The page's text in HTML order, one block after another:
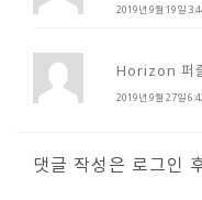
2019년 9월 19일
2019년 9월 27일
Horizon 퍼
댓글 작성은 로그인